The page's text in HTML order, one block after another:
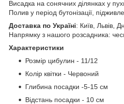
Висадка на сонячних ділянках у
Полив у період бутонізації,
Доставка по Україні: Київ, Львів,
Напрямку з нашого розсадника:
Характеристики
Розмір цибулин - 11/12
Колір квітки - Червоний
Глибина посадки -5-15 см
Відстань посадки - 10 см